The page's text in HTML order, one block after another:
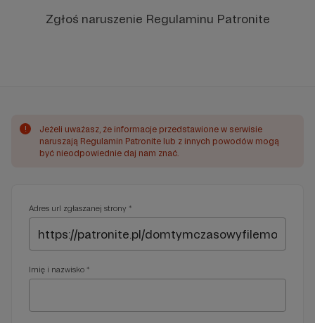
Zgłoś naruszenie Regulaminu Patronite
!
Jeżeli uważasz, że informacje przedstawione w serwisie
naruszają Regulamin Patronite lub z innych powodów mogą
być nieodpowiednie daj nam znać.
Adres url zgłaszanej strony *
Imię i nazwisko *